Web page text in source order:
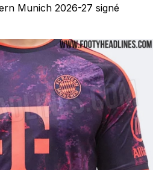
Munich 2026-27 signé